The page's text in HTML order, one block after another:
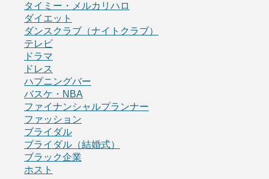
タイミー・メルカリハロ
ダイエット
ダンスクラブ（ナイトクラブ）
テレビ
ドラマ
ドレス
ハプニングバー
バスケ・NBA
ファイナンシャルプランナー
ファッション
ブライダル
ブライダル（結婚式）
ブラック企業
ホスト